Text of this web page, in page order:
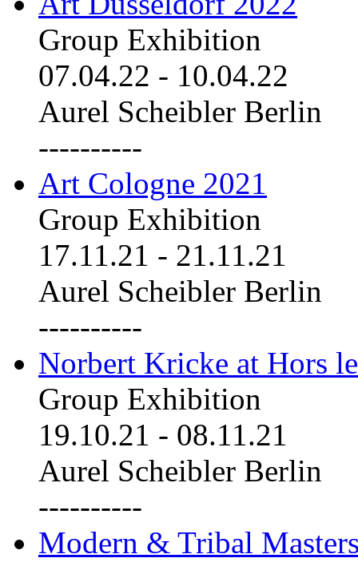
Group Exhibition
07.04.22 - 10.04.22
Aurel Scheibler Berlin
----------
Art Cologne 2021
Group Exhibition
17.11.21 - 21.11.21
Aurel Scheibler Berlin
----------
Norbert Kricke at Hors
Group Exhibition
19.10.21 - 08.11.21
Aurel Scheibler Berlin
----------
Modern & Tribal